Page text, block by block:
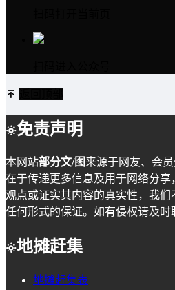
免责声明
本网站部分文/图来源于网友、会
在于传递更多信息及用于网络分
观点或证实其内容的真实性，我
任何形式的保证。如有侵权请及时
地摊赶集
地摊赶集表